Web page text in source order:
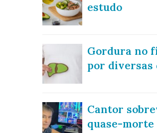
estudo
Gordura no
por diversas
Cantor
quase-morte